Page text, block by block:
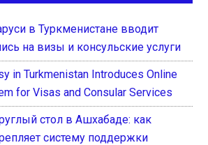
в Туркменистане вводит
на визы и консульские услуги
in Turkmenistan Introduces Online
for Visas and Consular Services
стол в Ашхабаде: как
систему поддержки